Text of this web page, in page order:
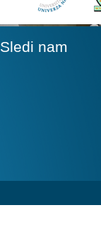
Sledi nam